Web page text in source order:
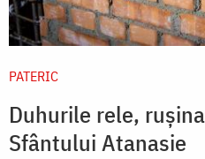
PATERIC
Duhurile rele,
Sfântului Atanasie